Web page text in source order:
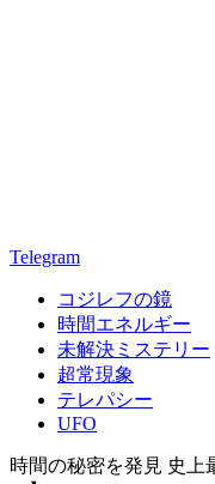
Telegram
コジレフの鏡
時間エネルギー
未解決ミステリー
超常現象
テレパシー
UFO
時間の秘密を発見 史上